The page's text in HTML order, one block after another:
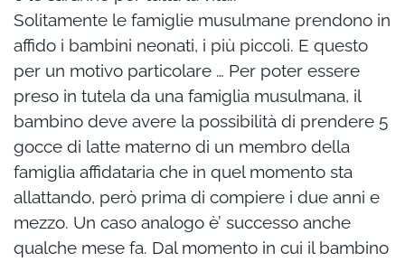
Solitamente le famiglie musulmane prendono in
affido i bambini neonati, i più piccoli. E questo
per un motivo particolare … Per poter essere
preso in tutela da una famiglia musulmana, il
bambino deve avere la possibilità di prendere 5
gocce di latte materno di un membro della
famiglia affidataria che in quel momento sta
allattando, però prima di compiere i due anni e
mezzo. Un caso analogo è’ successo anche
qualche mese fa. Dal momento in cui il bambino